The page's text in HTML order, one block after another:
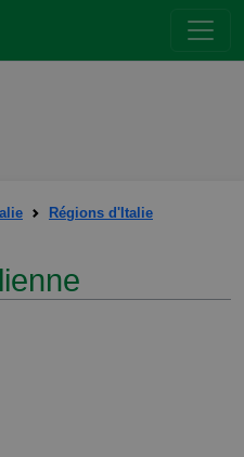
Régions d'Italie